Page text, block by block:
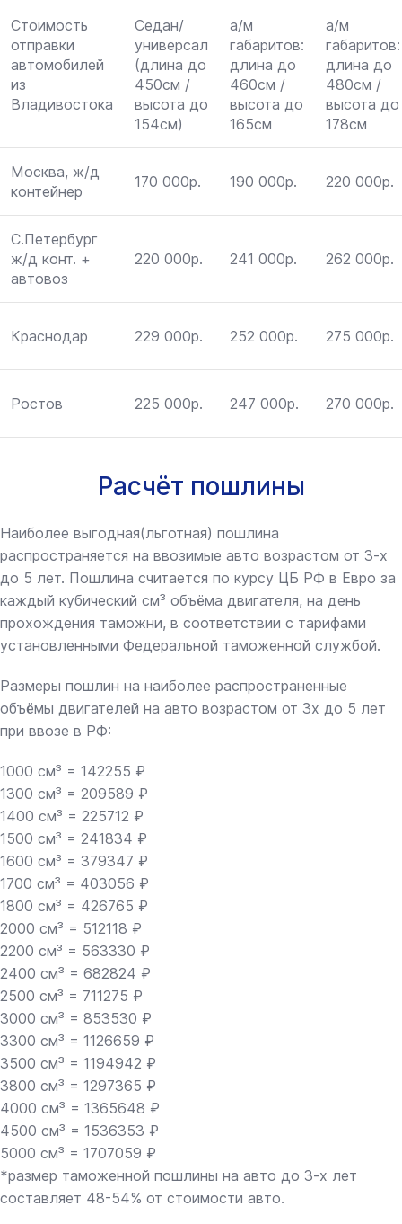
Стоимость
отправки
автомобилей
из
Владивостока
Седан/
универсал
(длина до
450см /
высота до
154см)
а/м
габаритов:
длина до
460см /
высота до
165см
а/м
габаритов:
длина до
480см /
высота до
178см
Москва, ж/д
контейнер
170 000р. 190 000р. 220 000р.
С.Петербург
ж/д конт. +
автовоз
220 000р. 241 000р. 262 000р.
Краснодар 229 000р. 252 000р. 275 000р.
Ростов 225 000р. 247 000р. 270 000р.
Расчёт пошлины
Наиболее выгодная(льготная) пошлина
распространяется на ввозимые авто возрастом от 3-х
до 5 лет. Пошлина считается по курсу ЦБ РФ в Евро за
каждый кубический см³ объёма двигателя, на день
прохождения таможни, в соответствии с тарифами
установленными Федеральной таможенной службой.
Размеры пошлин на наиболее распространенные
объёмы двигателей на авто возрастом от 3х до 5 лет
при ввозе в РФ:
1000 см³ = 142255 ₽
1300 см³ = 209589 ₽
1400 см³ = 225712 ₽
1500 см³ = 241834 ₽
1600 см³ = 379347 ₽
1700 см³ = 403056 ₽
1800 см³ = 426765 ₽
2000 см³ = 512118 ₽
2200 см³ = 563330 ₽
2400 см³ = 682824 ₽
2500 см³ = 711275 ₽
3000 см³ = 853530 ₽
3300 см³ = 1126659 ₽
3500 см³ = 1194942 ₽
3800 см³ = 1297365 ₽
4000 см³ = 1365648 ₽
4500 см³ = 1536353 ₽
5000 см³ = 1707059 ₽
*размер таможенной пошлины на авто до 3-х лет
составляет 48-54% от стоимости авто.